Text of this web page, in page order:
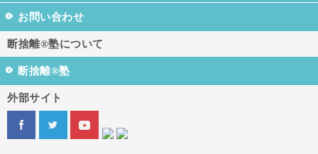
お問い合わせ
断捨離®塾について
断捨離®塾
外部サイト